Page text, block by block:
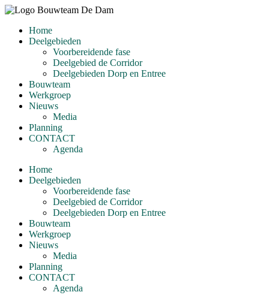
Ga
inhoud
Home
Deelgebieden
Voorbereidende fase
Deelgebied de Corridor
Deelgebieden Dorp en Entree
Bouwteam
Werkgroep
Nieuws
Media
Planning
CONTACT
Agenda
Home
Deelgebieden
Voorbereidende fase
Deelgebied de Corridor
Deelgebieden Dorp en Entree
Bouwteam
Werkgroep
Nieuws
Media
Planning
CONTACT
Agenda